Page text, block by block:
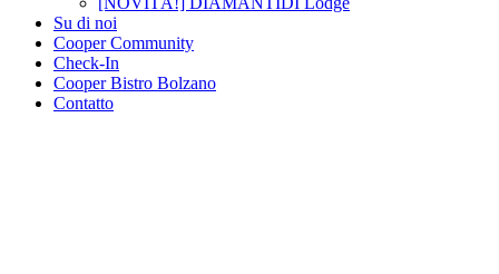
Su di noi
Cooper Community
Check-In
Cooper Bistro Bolzano
Contatto